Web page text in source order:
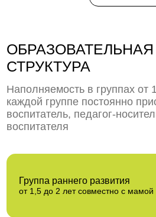
ОБРАЗОВАТЕЛЬНАЯ
СТРУКТУРА
Наполняемость в группах от
каждой группе постоянно
воспитатель, педагог-
воспитателя
Группа раннего развития
от 1,5 до 2 лет совместно с мамой